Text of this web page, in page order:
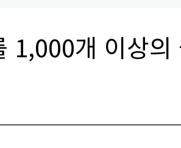
개 이상의